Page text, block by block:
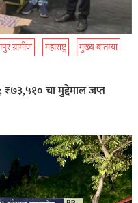
ग्रामीण महाराष्ट्र
मुख्य बातम्या
₹७३,५१० चा मुद्देमाल जप्त